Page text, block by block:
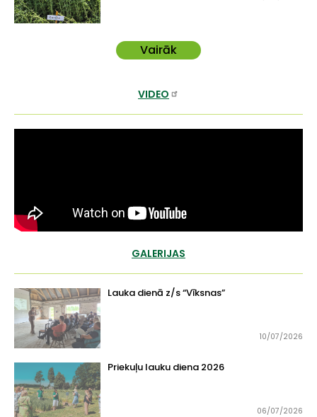
Vairāk
VIDEO
GALERIJAS
Lauka dienā z/s “Vīksnas”
10/07/2026
Priekuļu lauku diena 2026
06/07/2026